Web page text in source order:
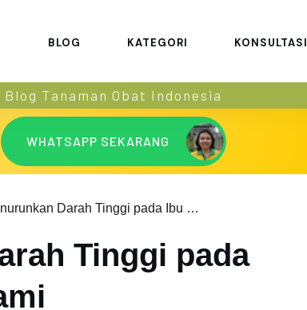
BLOG KATEGORI KONSULTASI
Blog Tanaman Obat Indonesia
WHATSAPP SEKARANG
Cara Menurunkan Darah Tinggi pada Ibu Hamil secara Alami
Tinggi pada